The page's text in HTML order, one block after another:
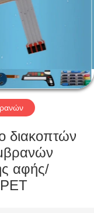
διακοπτών
αφής/